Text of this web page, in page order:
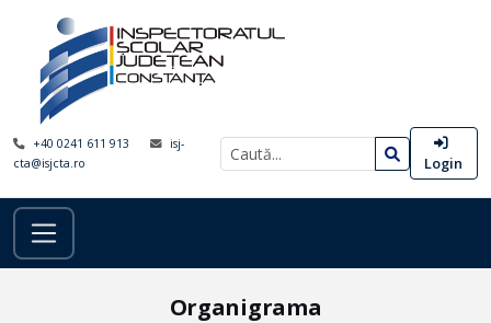
+40 0241 611 913
isj-
cta@isjcta.ro
Login
Organigrama